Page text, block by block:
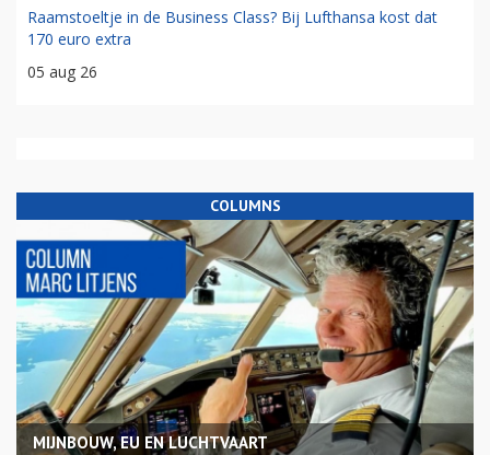
Raamstoeltje in de Business Class? Bij Lufthansa kost dat
170 euro extra
05 aug 26
COLUMNS
MIJNBOUW, EU EN LUCHTVAART